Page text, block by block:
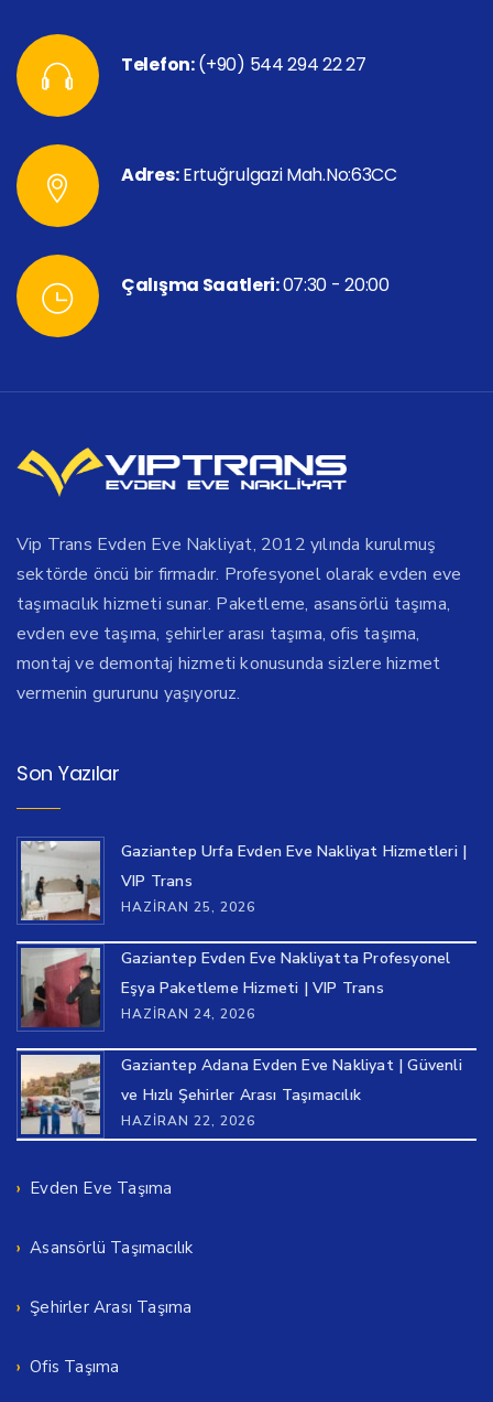
Telefon:(+90) 544 294 22 27
Adres:Ertuğrulgazi Mah.No:63CC
Çalışma Saatleri:07:30 - 20:00
Vip Trans Evden Eve Nakliyat, 2012 yılında kurulmuş
sektörde öncü bir firmadır. Profesyonel olarak evden eve
taşımacılık hizmeti sunar. Paketleme, asansörlü taşıma,
evden eve taşıma, şehirler arası taşıma, ofis taşıma,
montaj ve demontaj hizmeti konusunda sizlere hizmet
vermenin gururunu yaşıyoruz.
Son Yazılar
Gaziantep Urfa Evden Eve Nakliyat Hizmetleri |
VIP Trans
HAZIRAN 25, 2026
Gaziantep Evden Eve Nakliyatta Profesyonel
Eşya Paketleme Hizmeti | VIP Trans
HAZIRAN 24, 2026
Gaziantep Adana Evden Eve Nakliyat | Güvenli
ve Hızlı Şehirler Arası Taşımacılık
HAZIRAN 22, 2026
Evden Eve Taşıma
Asansörlü Taşımacılık
Şehirler Arası Taşıma
Ofis Taşıma